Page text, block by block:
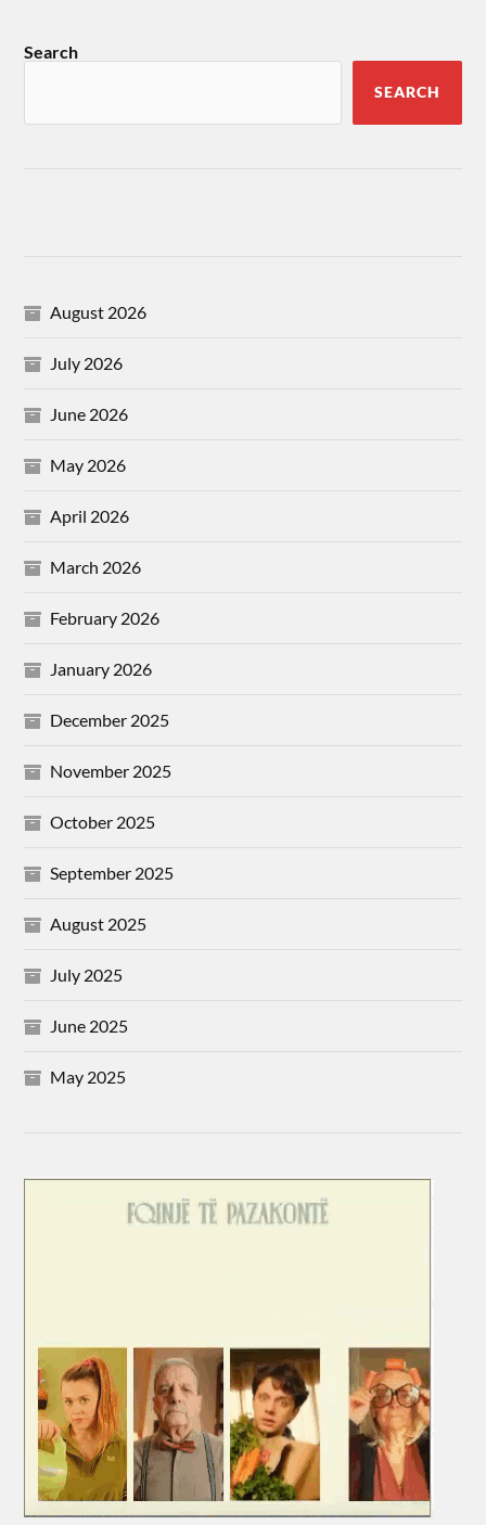
Search
SEARCH
August 2026
July 2026
June 2026
May 2026
April 2026
March 2026
February 2026
January 2026
December 2025
November 2025
October 2025
September 2025
August 2025
July 2025
June 2025
May 2025